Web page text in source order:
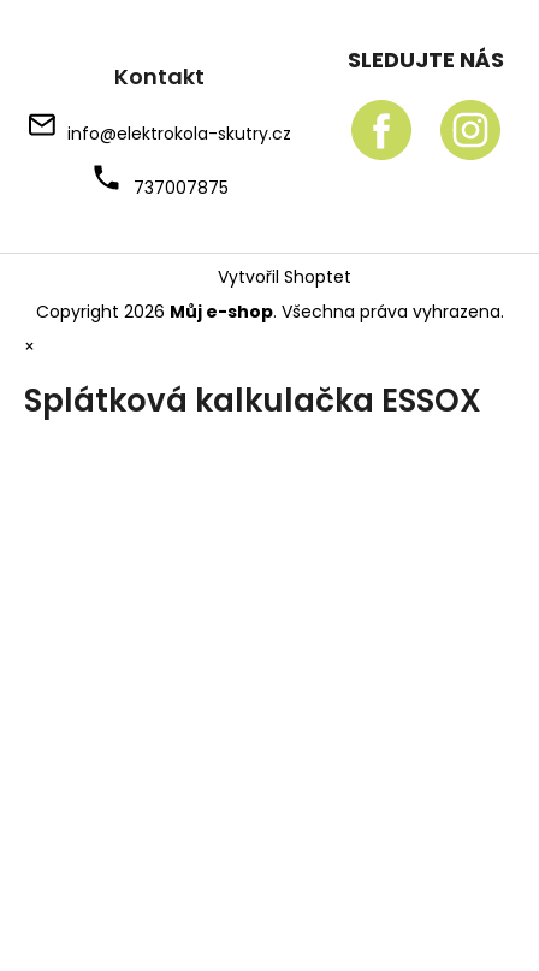
Kontakt
info@elektrokola-skutry.cz
737007875
SLEDUJTE NÁS
Vytvořil Shoptet
Copyright 2026 Můj e-shop. Všechna práva vyhrazena.
×
Splátková kalkulačka ESSOX